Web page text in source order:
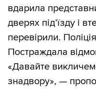
вдарила
дверях під’їзду і
перевірили.
Постраждала
«Давайте
знадвору», —